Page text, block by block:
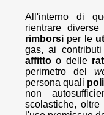
All'interno di
rientrare
rimborsi per le
gas, ai
affitto o delle
perimetro del
persona quali
non
scolastiche,